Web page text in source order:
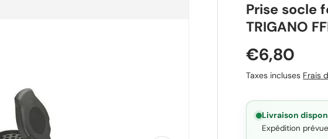
Prise socle
TRIGANO
Prix
€6,80
Taxes incluses Frais
Livraison
Expédition